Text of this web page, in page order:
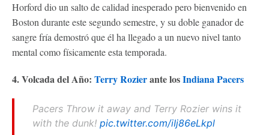
Horford dio un salto de calidad inesperado pero bienvenido en
Boston durante este segundo semestre, y su doble ganador de
sangre fría demostró que él ha llegado a un nuevo nivel tanto
mental como físicamente esta temporada.
4. Volcada del Año: Terry Rozierante losIndiana Pacers
Pacers Throw it away and Terry Rozier wins it
with the dunk! pic.twitter.com/iIj86eLkpl